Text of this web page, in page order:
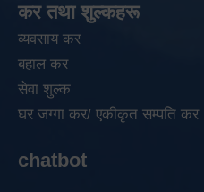
कर तथा शुल्कहरू
व्यवसाय कर
बहाल कर
सेवा शुल्क
घर जग्गा कर/ एकीकृत सम्पति कर
chatbot